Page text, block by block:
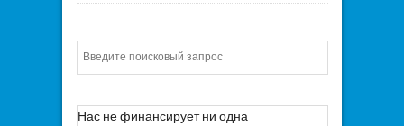
Нас не финансирует ни одна